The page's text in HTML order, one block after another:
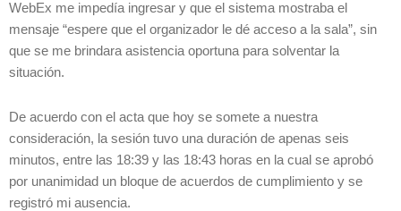
WebEx me impedía ingresar y que el sistema mostraba el
mensaje “espere que el organizador le dé acceso a la sala”, sin
que se me brindara asistencia oportuna para solventar la
situación.
De acuerdo con el acta que hoy se somete a nuestra
consideración, la sesión tuvo una duración de apenas seis
minutos, entre las 18:39 y las 18:43 horas en la cual se aprobó
por unanimidad un bloque de acuerdos de cumplimiento y se
registró mi ausencia.